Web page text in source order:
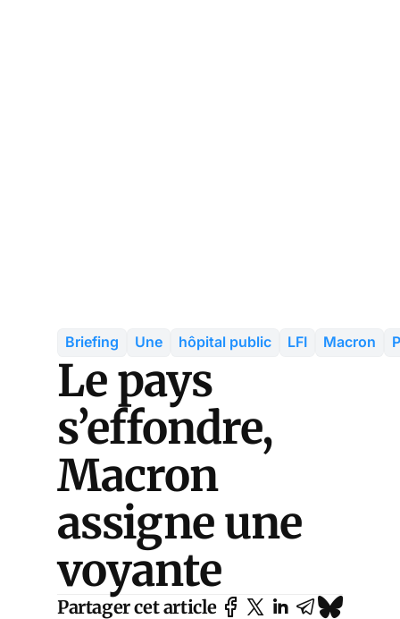
Briefing Une hôpital public LFI Macron
Le pays
s’effondre,
Macron
assigne une
voyante
Partager cet article